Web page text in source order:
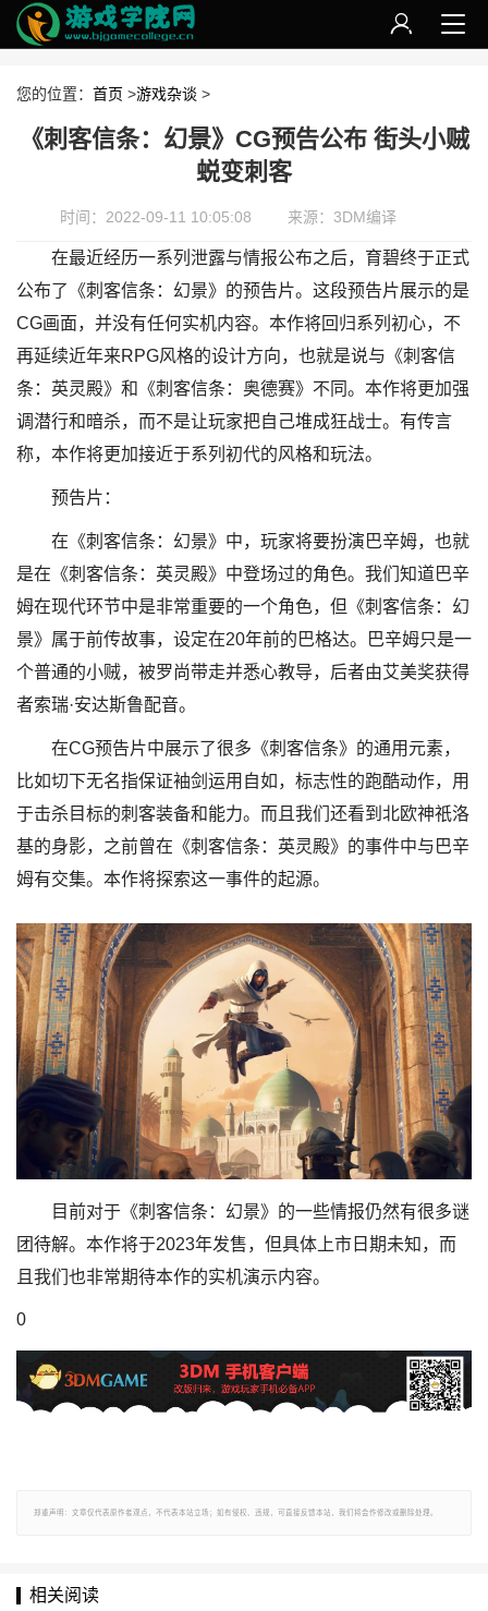
您的位置： 首页 >游戏杂谈 >
《刺客信条：幻景》CG预告公布 街头小贼
蜕变刺客
时间：2022-09-11 10:05:08 来源：3DM编译
在最近经历一系列泄露与情报公布之后，育碧终于正式
公布了《刺客信条：幻景》的预告片。这段预告片展示的是
CG画面，并没有任何实机内容。本作将回归系列初心，不
再延续近年来RPG风格的设计方向，也就是说与《刺客信
条：英灵殿》和《刺客信条：奥德赛》不同。本作将更加强
调潜行和暗杀，而不是让玩家把自己堆成狂战士。有传言
称，本作将更加接近于系列初代的风格和玩法。
预告片：
在《刺客信条：幻景》中，玩家将要扮演巴辛姆，也就
是在《刺客信条：英灵殿》中登场过的角色。我们知道巴辛
姆在现代环节中是非常重要的一个角色，但《刺客信条：幻
景》属于前传故事，设定在20年前的巴格达。巴辛姆只是一
个普通的小贼，被罗尚带走并悉心教导，后者由艾美奖获得
者索瑞·安达斯鲁配音。
在CG预告片中展示了很多《刺客信条》的通用元素，
比如切下无名指保证袖剑运用自如，标志性的跑酷动作，用
于击杀目标的刺客装备和能力。而且我们还看到北欧神祇洛
基的身影，之前曾在《刺客信条：英灵殿》的事件中与巴辛
姆有交集。本作将探索这一事件的起源。
目前对于《刺客信条：幻景》的一些情报仍然有很多谜
团待解。本作将于2023年发售，但具体上市日期未知，而
且我们也非常期待本作的实机演示内容。
0
郑重声明：文章仅代表原作者观点，不代表本站立场；如有侵权、违规，可直接反馈本站，我们将会作修改或删除处理。
相关阅读